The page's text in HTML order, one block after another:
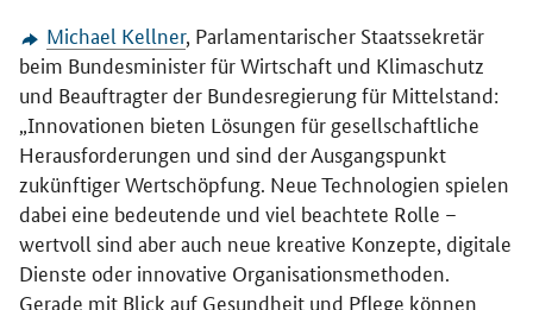
Michael Kellner, Parlamentarischer Staatssekretär
beim Bundesminister für Wirtschaft und Klimaschutz
und Beauftragter der Bundesregierung für Mittelstand:
„Innovationen bieten Lösungen für gesellschaftliche
Herausforderungen und sind der Ausgangspunkt
zukünftiger Wertschöpfung. Neue Technologien spielen
dabei eine bedeutende und viel beachtete Rolle –
wertvoll sind aber auch neue kreative Konzepte, digitale
Dienste oder innovative Organisationsmethoden.
Gerade mit Blick auf Gesundheit und Pflege können